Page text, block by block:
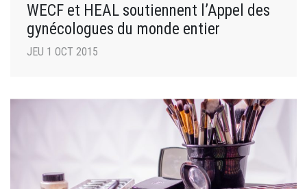
WECF et HEAL soutiennent l’Appel des
gynécologues du monde entier
JEU 1 OCT 2015